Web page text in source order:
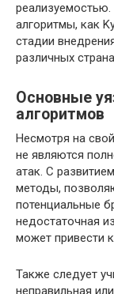
алгоритмы, как
стадии
различных
Основные
алгоритмов
Несмотря на
не являются
атак. С
методы,
потенциальные
недостаточная
может привести
Также следует
неправильная